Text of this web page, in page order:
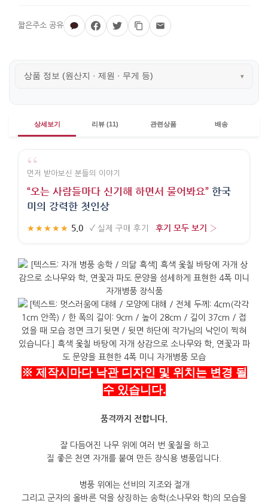
상품 정보 (원산지 · 제원 · 무게 등) ▾
상세보기 리뷰 (11) 관련상품 배송
“
먼저 받아보신 분들의 이야기
“오는 사람들마다 신기해 하면서 물어봐요” 한국
미의 강력한 첫인상
★★★★★ 5.0 · ✓ 실제 구매 후기 · 후기 모두 보기 ›
※ 제작시마다 낙관 디자인 및 위치는 변경 될
수 있습니다.
품격까지 전합니다
잘 다듬어진 나무 위에 여러 번 옻칠을 하고
질 좋은 천연 자개를 붙여 만든 장식용 병풍입니다
병풍 위에는 선비의 지조와 절개
그리고 군자의 올바른 덕을 상징하는 송학(소나무와 학)의 모습을